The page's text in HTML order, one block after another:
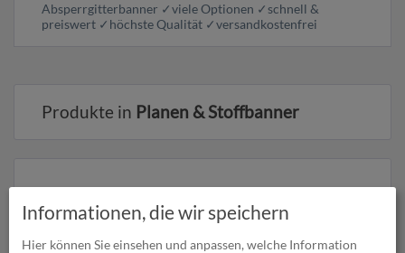
Absperrgitterbanner ✓viele Optionen ✓schnell &
preiswert ✓höchste Qualität ✓versandkostenfrei
Produkte in Planen & Stoffbanner
Informationen, die wir speichern
Hier können Sie einsehen und anpassen, welche Information